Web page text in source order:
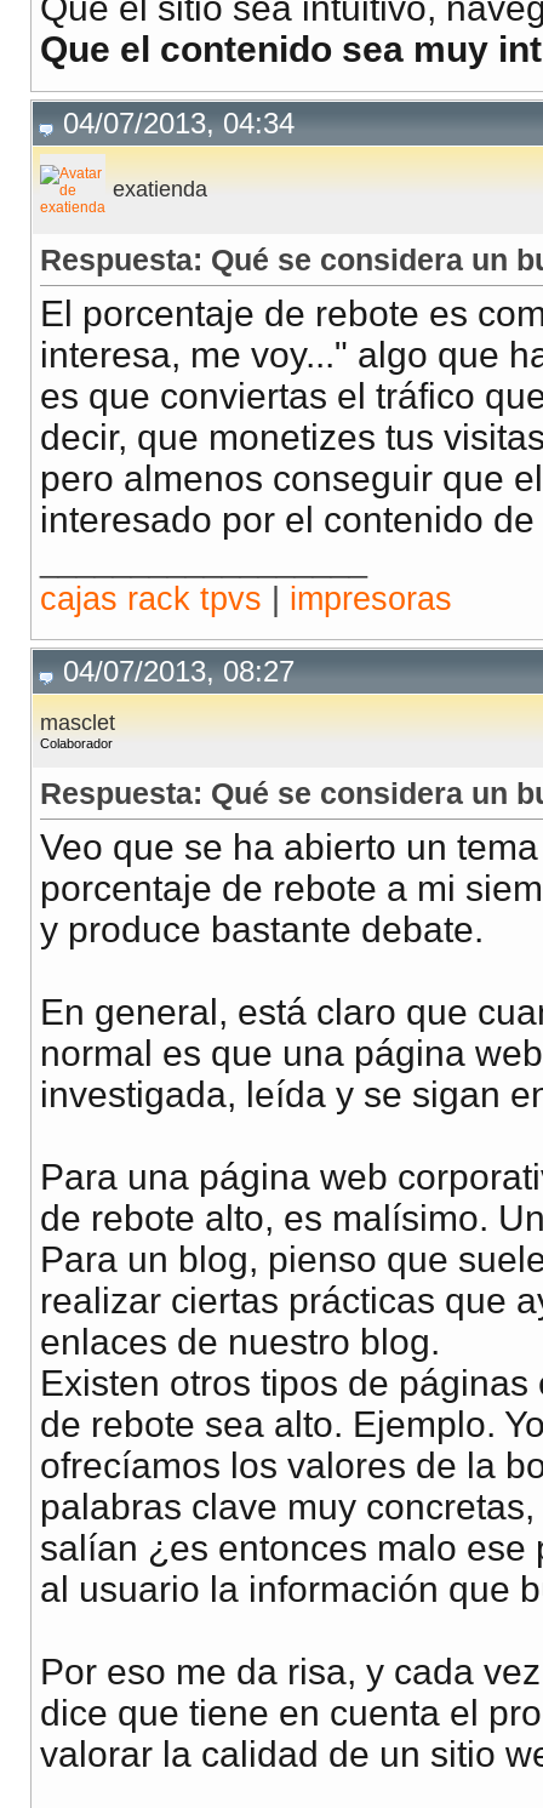
Que el sitio sea intuitivo,
Que el contenido sea muy
04/07/2013, 04:34
exatienda
Respuesta: Qué se considera un
El porcentaje de rebote es
interesa, me voy..." algo que
es que conviertas el tráfico
decir, que monetizes tus
pero almenos conseguir que
interesado por el contenido
cajas rack tpvs | impresoras
04/07/2013, 08:27
masclet
Colaborador
Respuesta: Qué se considera un
Veo que se ha abierto un
porcentaje de rebote a mi
y produce bastante debate.
En general, está claro que
normal es que una página
investigada, leída y se sigan
Para una página web
de rebote alto, es malísimo.
Para un blog, pienso que
realizar ciertas prácticas que
enlaces de nuestro blog.
Existen otros tipos de
de rebote sea alto. Ejemplo.
ofrecíamos los valores de la
palabras clave muy
salían ¿es entonces malo ese
al usuario la información que
Por eso me da risa, y cada
dice que tiene en cuenta el
valorar la calidad de un sitio